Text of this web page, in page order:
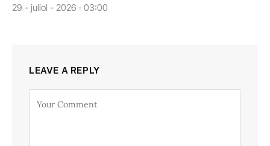
29 - juliol - 2026 · 03:00
LEAVE A REPLY